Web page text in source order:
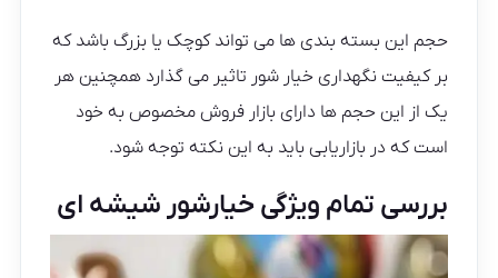
حجم این بسته بندی ها می تواند کوچک یا بزرگ باشد که
بر کیفیت نگهداری خیار شور تاثیر می گذارد همچنین هر
یک از این حجم ها دارای بازار فروش مخصوص به خود
است که در بازاریابی باید به این نکته توجه شود.
بررسی تمام ویژگی خیارشور شیشه ای